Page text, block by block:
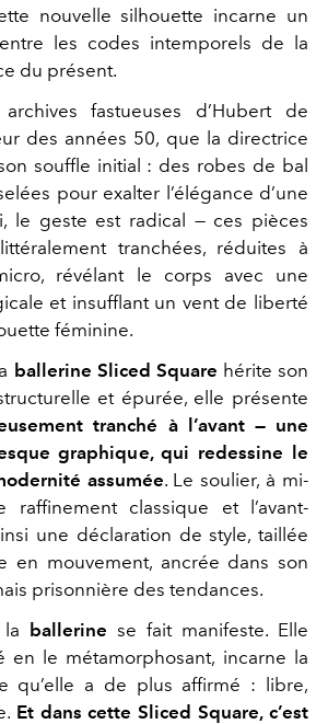
nouvelle silhouette incarne un
les codes intemporels de la
du présent.
fastueuses d’Hubert de
des années 50, que la directrice
souffle initial : des robes de bal
pour exalter l’élégance d’une
le geste est radical — ces pièces
tranchées, réduites à
révélant le corps avec une
et insufflant un vent de liberté
féminine.
ballerine Sliced Square hérite son
et épurée, elle présente
tranché à l’avant — une
graphique, qui redessine le
assumée. Le soulier, à mi-
raffinement classique et l’avant-
une déclaration de style, taillée
en mouvement, ancrée dans son
prisonnière des tendances.
la ballerine se fait manifeste. Elle
en le métamorphosant, incarne la
qu’elle a de plus affirmé : libre,
Et dans cette Sliced Square, c’est